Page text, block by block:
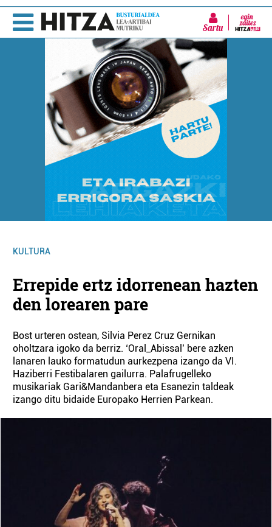
Sartu
KULTURA
Errepide ertz idorrenean hazten
den lorearen pare
Bost urteren ostean, Silvia Perez Cruz Gernikan
oholtzara igoko da berriz. ‘Oral_Abissal’ bere azken
lanaren lauko formatudun aurkezpena izango da VI.
Haziberri Festibalaren gailurra. Palafrugelleko
musikariak Gari&Mandanbera eta Esanezin taldeak
izango ditu bidaide Europako Herrien Parkean.